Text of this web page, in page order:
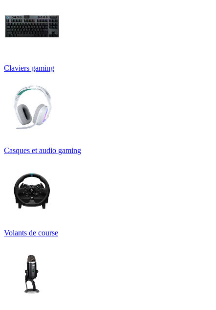
Claviers gaming
Casques et audio gaming
Volants de course